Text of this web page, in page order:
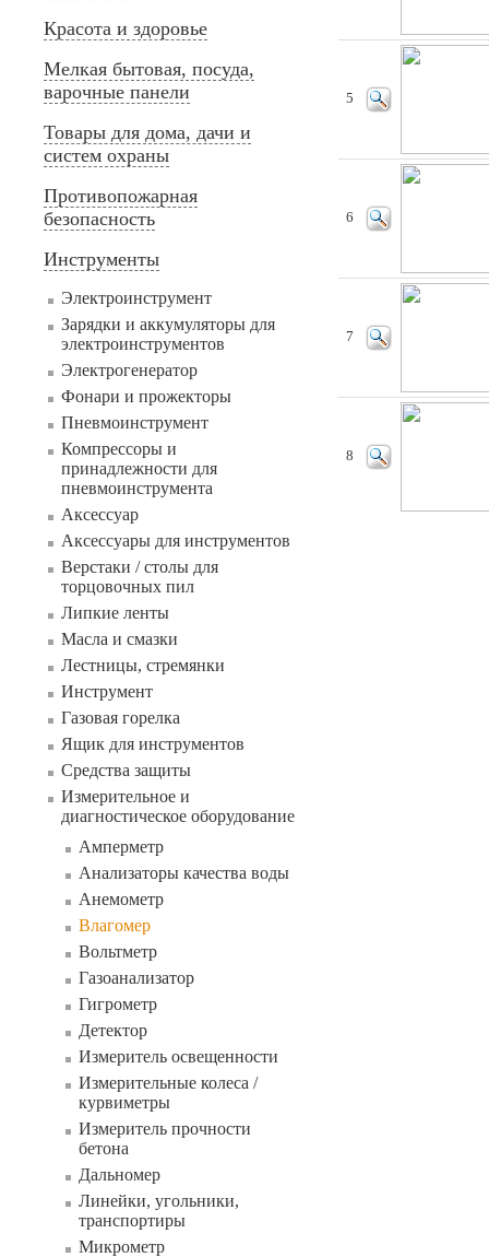
Красота и здоровье
Мелкая бытовая, посуда,
варочные панели
Товары для дома, дачи и
систем охраны
Противопожарная
безопасность
Инструменты
Электроинструмент
Зарядки и аккумуляторы для
электроинструментов
Электрогенератор
Фонари и прожекторы
Пневмоинструмент
Компрессоры и
принадлежности для
пневмоинструмента
Аксессуар
Аксессуары для инструментов
Верстаки / столы для
торцовочных пил
Липкие ленты
Масла и смазки
Лестницы, стремянки
Инструмент
Газовая горелка
Ящик для инструментов
Средства защиты
Измерительное и
диагностическое оборудование
Амперметр
Анализаторы качества воды
Анемометр
Влагомер
Вольтметр
Газоанализатор
Гигрометр
Детектор
Измеритель освещенности
Измерительные колеса /
курвиметры
Измеритель прочности
бетона
Дальномер
Линейки, угольники,
транспортиры
Микрометр
5
6
7
8